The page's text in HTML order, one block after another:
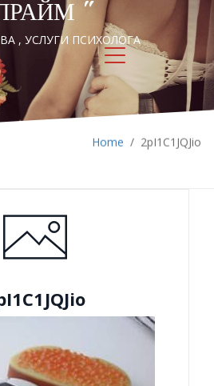
ПРАЙМ "
, УСЛУГИ ПСИХОЛОГА
Home / 2pI1C1JQJio